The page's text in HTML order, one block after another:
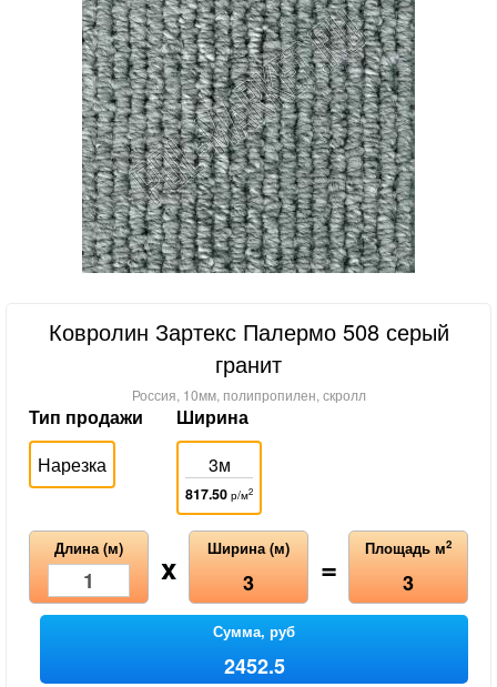
Ковролин Зартекс Палермо 508 серый
гранит
Россия, 10мм, полипропилен, скролл
Тип продажи
Нарезка
Ширина
3м
817.50 р/м2
Длина (м) x Ширина (м)
3 = Площадь м2
3
Сумма, руб
2452.5